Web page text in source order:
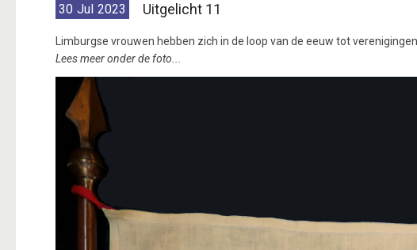
30 Jul 2023 Uitgelicht 11
Limburgse vrouwen hebben zich in de loop van de eeuw tot
Lees meer onder de foto...